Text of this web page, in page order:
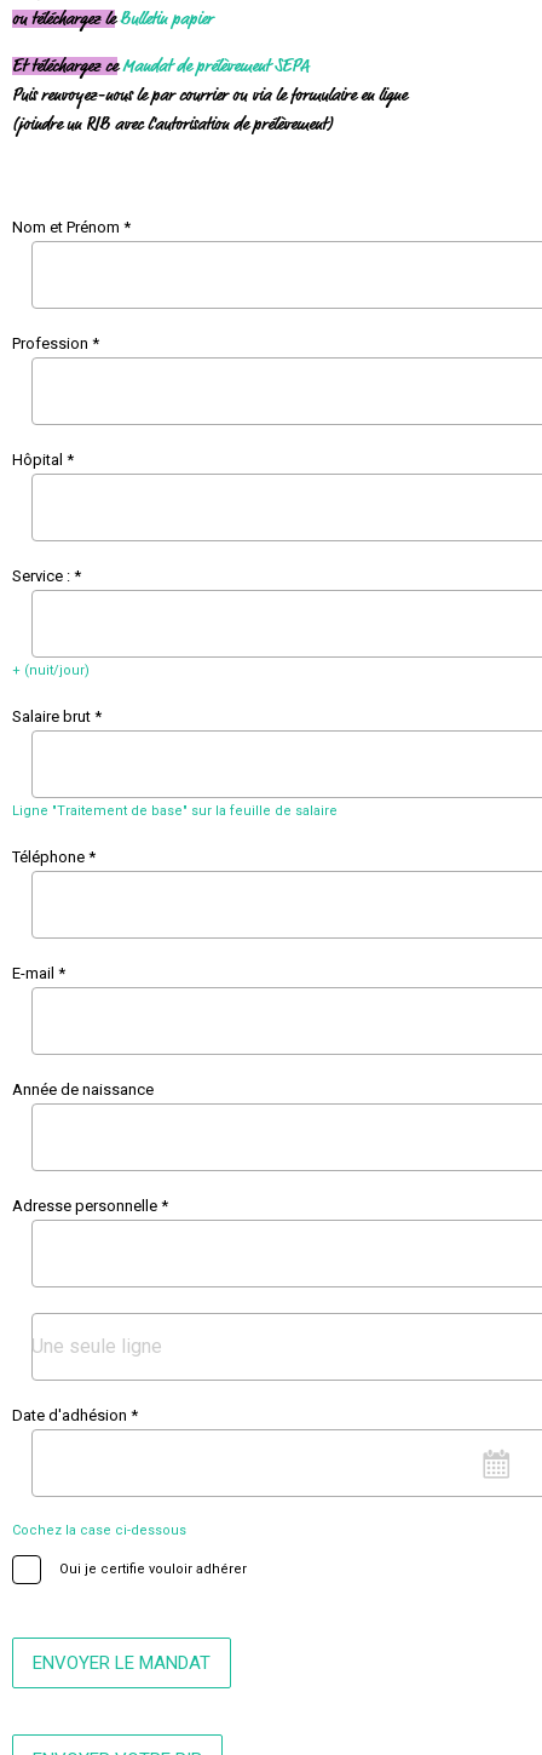
ou téléchargez le Bulletin papier
Et téléchargez ce Mandat de prélèvement SEPA
Puis renvoyez-nous le par courrier ou via le formulaire en ligne
(joindre un RIB avec l'autorisation de prélèvement)
Nom et Prénom *
Profession *
Hôpital *
Service : *
+ (nuit/jour)
Salaire brut *
Ligne "Traitement de base" sur la feuille de salaire
Téléphone *
E-mail *
Année de naissance
Adresse personnelle *
Date d'adhésion *
Cochez la case ci-dessous
Oui je certifie vouloir adhérer
ENVOYER LE MANDAT